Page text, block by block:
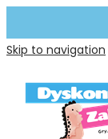
Skip to navigation